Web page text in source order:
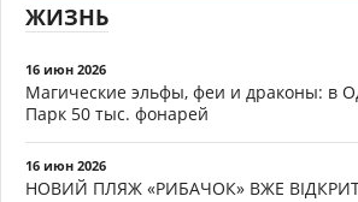
ЖИЗНЬ
16 июн 2026
Магические эльфы, феи и драконы: в
Парк 50 тыс. фонарей
16 июн 2026
НОВИЙ ПЛЯЖ «РИБАЧОК» ВЖЕ